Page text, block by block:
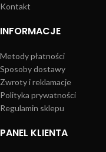
Kontakt
INFORMACJE
Metody płatności
Sposoby dostawy
Zwroty i reklamacje
Polityka prywatności
Regulamin sklepu
PANEL KLIENTA